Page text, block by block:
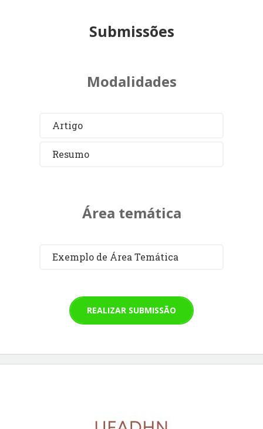
Submissões
Modalidades
Artigo
Resumo
Área temática
Exemplo de Área Temática
REALIZAR SUBMISSÃO